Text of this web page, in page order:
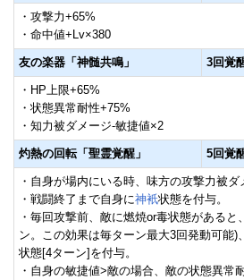
・攻撃力+65%
・命中値+Lv×380
友の楽器「神髄共鳴」 3回覚
・HP上限+65%
・状態異常耐性+75%
・知力被ダメージ-敏捷値×2
灼熱の回転「聖霊覚醒」 5回覚
・自身が場内にいる時、味方の攻撃力被ダ
・戦闘終了まで自身に神衹状態を付与。
・毎回攻撃前、敵に燃焼or毒状態があると
ン。この効果は毎ターン最大3回発動可能)
状態[4ターン]を付与。
・自身の敏捷値>敵の場合、敵の状態異常